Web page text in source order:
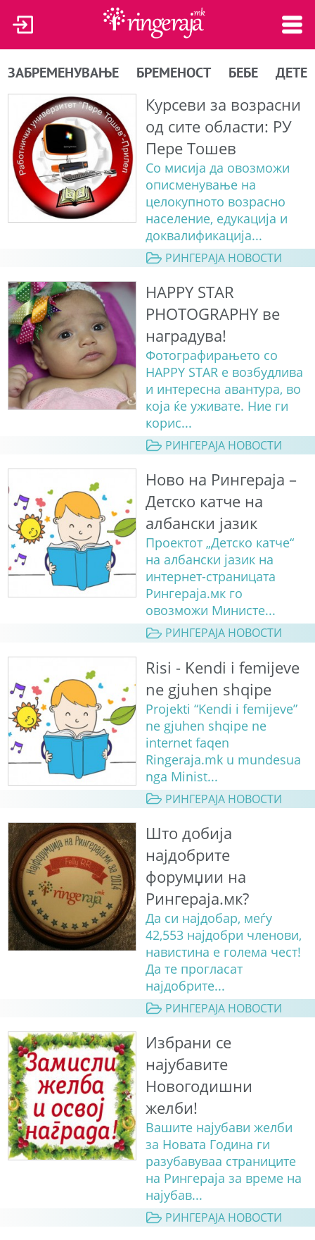
ЗАБРЕМЕНУВАЊЕ БРЕМЕНОСТ БЕБЕ ДЕТЕ
Курсеви за возрасни
од сите области: РУ
Пере Тошев
Со мисија да овозможи
описменување на
целокупното возрасно
население, едукација и
доквалификација...
РИНГЕРАЈА НОВОСТИ
HAPPY STAR
PHOTOGRAPHY ве
наградува!
Фотографирањето со
HAPPY STAR е возбудлива
и интересна авантура, во
која ќе уживате. Ние ги
корис...
РИНГЕРАЈА НОВОСТИ
Ново на Рингераја –
Детско катче на
албански јазик
Проектот „Детско катче“
на албански јазик на
интернет-страницата
Рингераја.мк го
овозможи Министе...
РИНГЕРАЈА НОВОСТИ
Risi - Kendi i femijeve
ne gjuhen shqipe
Projekti “Kendi i femijeve”
ne gjuhen shqipe ne
internet faqen
Ringeraja.mk u mundesua
nga Minist...
РИНГЕРАЈА НОВОСТИ
Што добија
најдобрите
форумџии на
Рингераја.мк?
Да си најдобар, меѓу
42,553 најдобри членови,
навистина е голема чест!
Да те прогласат
најдобрите...
РИНГЕРАЈА НОВОСТИ
Избрани се
најубавите
Новогодишни
желби!
Вашите најубави желби
за Новата Година ги
разубавуваа страниците
на Рингераја за време на
најубав...
РИНГЕРАЈА НОВОСТИ